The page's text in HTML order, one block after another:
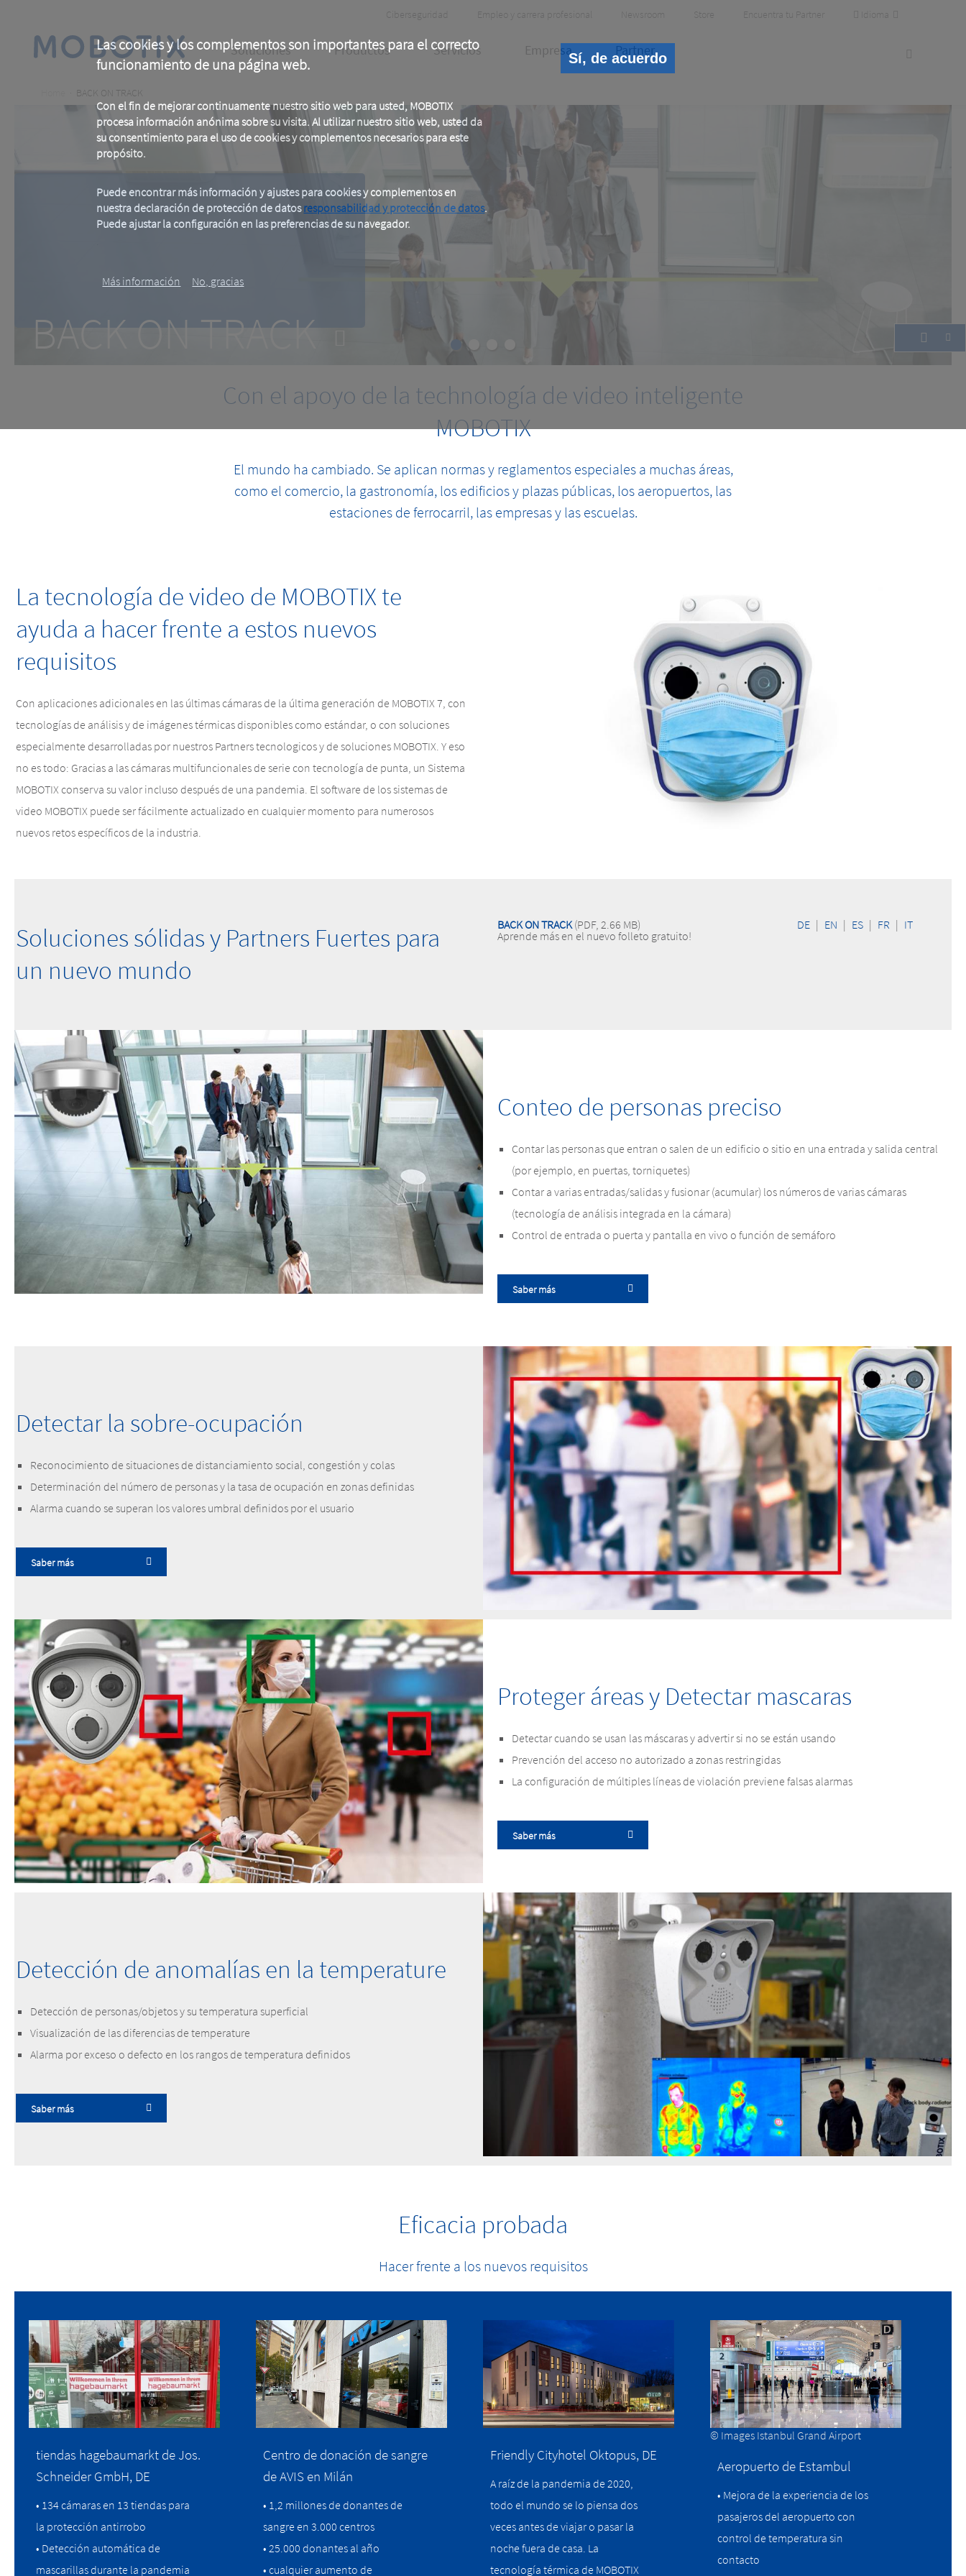
Las cookies y los complementos son importantes para el correcto
funcionamiento de una página web.
Con el fin de mejorar continuamente nuestro sitio web para usted, MOBOTIX
procesa información anónima sobre su visita. Al utilizar nuestro sitio web, usted da
su consentimiento para el uso de cookies y complementos necesarios para este
propósito.
Puede encontrar más información y ajustes para cookies y complementos en
nuestra declaración de protección de datosresponsabilidad y protección de datos.
Puede ajustar la configuración en las preferencias de su navegador.
Más información No, gracias
Sí, de acuerdo
content
Header
Meta
Ciberseguridad Empleo y carrera profesional Newsroom Store Encuentra tu Partner Idioma
Main
navigation
Soluciones Productos Servicios Empresa Partner
Breadcrumb
BACK ON TRACK
BACK ON TRACK
Conteo de personas preciso
BACK ON TRACK
Con el apoyo de la technología de video inteligente
MOBOTIX
El mundo ha cambiado. Se aplican normas y reglamentos especiales a muchas áreas,
como el comercio, la gastronomía, los edificios y plazas públicas, los aeropuertos, las
estaciones de ferrocarril, las empresas y las escuelas.
La tecnología de video de MOBOTIX te
ayuda a hacer frente a estos nuevos
requisitos
Con aplicaciones adicionales en las últimas cámaras de la última generación de MOBOTIX 7, con
tecnologías de análisis y de imágenes térmicas disponibles como estándar, o con soluciones
especialmente desarrolladas por nuestros Partners tecnologicos y de soluciones MOBOTIX. Y eso
no es todo: Gracias a las cámaras multifuncionales de serie con tecnología de punta, un Sistema
MOBOTIX conserva su valor incluso después de una pandemia. El software de los sistemas de
video MOBOTIX puede ser fácilmente actualizado en cualquier momento para numerosos
nuevos retos específicos de la industria.
Soluciones sólidas y Partners Fuertes para
un nuevo mundo
BACK ON TRACK(PDF, 2.66 MB)
Aprende más en el nuevo folleto gratuito!
DE | EN | ES | FR | IT
Conteo de personas preciso
Contar las personas que entran o salen de un edificio o sitio en una entrada y salida central
(por ejemplo, en puertas, torniquetes)
Contar a varias entradas/salidas y fusionar (acumular) los números de varias cámaras
(tecnología de análisis integrada en la cámara)
Control de entrada o puerta y pantalla en vivo o función de semáforo
Saber más
Detectar la sobre-ocupación
Reconocimiento de situaciones de distanciamiento social, congestión y colas
Determinación del número de personas y la tasa de ocupación en zonas definidas
Alarma cuando se superan los valores umbral definidos por el usuario
Saber más
Proteger áreas y Detectar mascaras
Detectar cuando se usan las máscaras y advertir si no se están usando
Prevención del acceso no autorizado a zonas restringidas
La configuración de múltiples líneas de violación previene falsas alarmas
Saber más
Detección de anomalías en la temperature
Detección de personas/objetos y su temperatura superficial
Visualización de las diferencias de temperature
Alarma por exceso o defecto en los rangos de temperatura definidos
Saber más
Eficacia probada
Hacer frente a los nuevos requisitos
tiendas hagebaumarkt de Jos.
Schneider GmbH, DE
• 134 cámaras en 13 tiendas para
la protección antirrobo
• Detección automática de
mascarillas durante la pandemia
Centro de donación de sangre
de AVIS en Milán
• 1,2 millones de donantes de
sangre en 3.000 centros
• 25.000 donantes al año
• cualquier aumento de
Friendly Cityhotel Oktopus, DE
A raíz de la pandemia de 2020,
todo el mundo se lo piensa dos
veces antes de viajar o pasar la
noche fuera de casa. La
tecnología térmica de MOBOTIX
© Images Istanbul Grand Airport
Aeropuerto de Estambul
• Mejora de la experiencia de los
pasajeros del aeropuerto con
control de temperatura sin
contacto